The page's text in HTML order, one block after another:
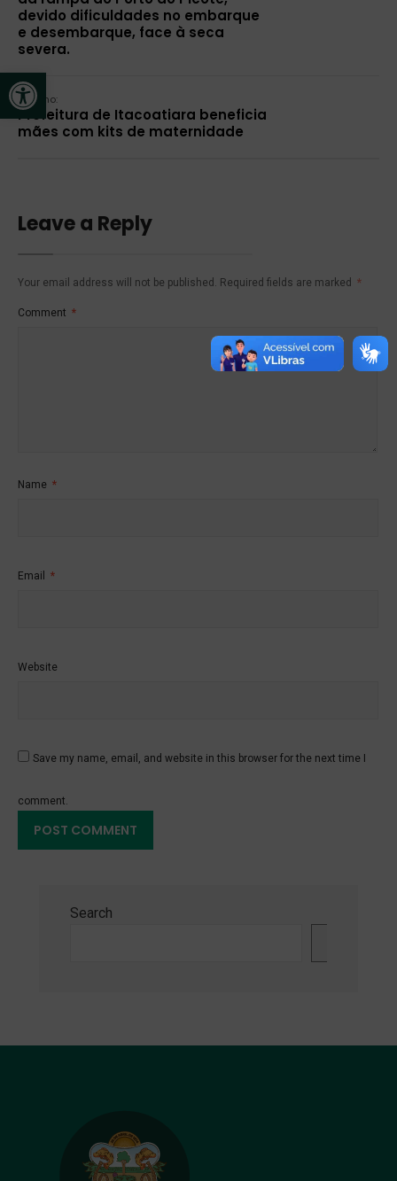
Open toolbar
devido dificuldades no embarque
e desembarque, face à seca
severa.
Próximo:
Prefeitura de Itacoatiara beneficia
mães com kits de maternidade
Leave a Reply
Your email address will not be published. Required fields are marked *
Comment *
Name *
Email *
Website
Save my name, email, and website in this browser for the next time I
comment.
Search